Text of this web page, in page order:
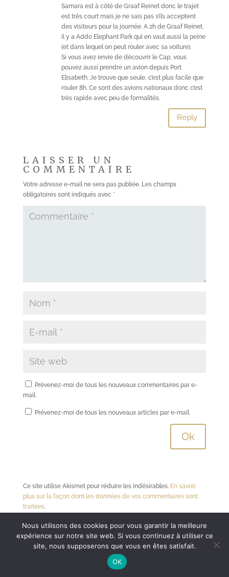
Samara est à côté de Graaf Reinet donc le trajet
est très court mais je ne sais pas s’ils acceptent
des visiteurs pour la journée. A 2h de Graaf Reinet,
il y a Addo Elephant Park qui en vaut aussi la peine
(et dans lequel on peut rouler avec sa voiture).
Si vous avez envie de découvrir le Cap, vous
pouvez aussi prendre un avion depuis Port
Elisabeth. Je trouve que seule, c’est plus facile que
rouler 8h. Ce sont des avions nationaux donc c’est
très rapide avec peu de formalités.
Reply
LAISSER UN
COMMENTAIRE
Votre adresse e-mail ne sera pas publiée. Les champs
obligatoires sont indiqués avec *
Prévenez-moi de tous les nouveaux commentaires par e-
mail.
Prévenez-moi de tous les nouveaux articles par e-mail.
Ce site utilise Akismet pour réduire les indésirables. En savoir
plus sur la façon dont les données de vos commentaires sont
traitées.
AFRIQUE DU SUD
TOUR DU MONDE
ENTRE NOUS
Nous utilisons des cookies pour vous garantir la meilleure
expérience sur notre site web. Si vous continuez à utiliser ce
site, nous supposerons que vous en êtes satisfait.
OK